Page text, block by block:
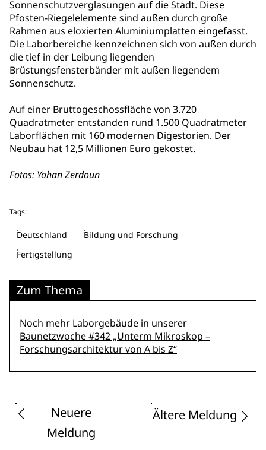
Sonnenschutzverglasungen auf die Stadt. Diese
Pfosten-Riegelelemente sind außen durch große
Rahmen aus eloxierten Aluminiumplatten eingefasst.
Die Laborbereiche kennzeichnen sich von außen durch
die tief in der Leibung liegenden
Brüstungsfensterbänder mit außen liegendem
Sonnenschutz.
Auf einer Bruttogeschossfläche von 3.720
Quadratmeter entstanden rund 1.500 Quadratmeter
Laborflächen mit 160 modernen Digestorien. Der
Neubau hat 12,5 Millionen Euro gekostet.
Fotos: Yohan Zerdoun
Tags:
Deutschland
Bildung und Forschung
Fertigstellung
Zum Thema
Noch mehr Laborgebäude in unserer
Baunetzwoche #342 „Unterm Mikroskop –
Forschungsarchitektur von A bis Z“
Neuere
Meldung
Ältere Meldung